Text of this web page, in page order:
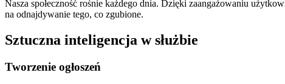
Nasza społeczność rośnie każdego dnia. Dzięki zaangażowaniu
na odnajdywanie tego, co zgubione.
Sztuczna inteligencja w służbie
Tworzenie ogłoszeń